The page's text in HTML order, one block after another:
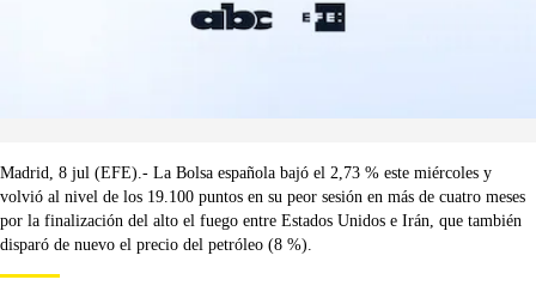
Madrid, 8 jul (EFE).- La Bolsa española bajó el 2,73 % este miércoles y
volvió al nivel de los 19.100 puntos en su peor sesión en más de cuatro meses
por la finalización del alto el fuego entre Estados Unidos e Irán, que también
disparó de nuevo el precio del petróleo (8 %).